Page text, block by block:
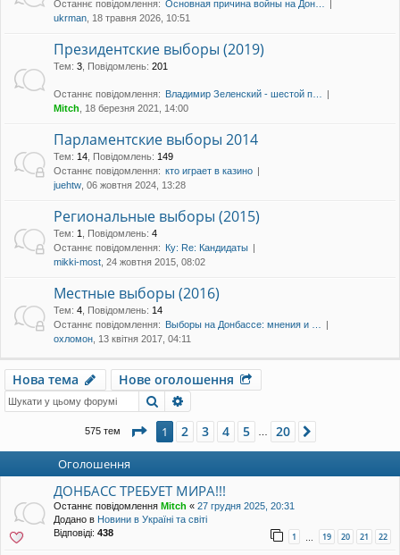
уп
Останнє повідомлення: Основная причина войны на Дон…
ukrman , 18 травня 2026, 10:51
Президентские выборы (2019)
Тем: 3 Повідомлень: 201
Останнє повідомлення: Владимир Зеленский - шестой п…
Mitch , 18 березня 2021, 14:00
Парламентские выборы 2014
Тем: 14 Повідомлень: 149
Останнє повідомлення: кто играет в казино
juehtw , 06 жовтня 2024, 13:28
Региональные выборы (2015)
Тем: 1 Повідомлень: 4
Останнє повідомлення: Ку: Re: Кандидаты
mikki-most , 24 жовтня 2015, 08:02
Местные выборы (2016)
Тем: 4 Повідомлень: 14
Останнє повідомлення: Выборы на Донбассе: мнения и …
охломон , 13 квітня 2017, 04:11
Нова тема
Нове оголошення
Пошук
575 тем Сторінка1 з20
1 2 3 4 5 20
Оголошення
ДОНБАСС ТРЕБУЕТ МИРА!!!
Останнє повідомлення Mitch « 27 грудня 2025, 20:31
Додано в Новини в Україні та світі
Відповіді: 438 1 19 20 21 22